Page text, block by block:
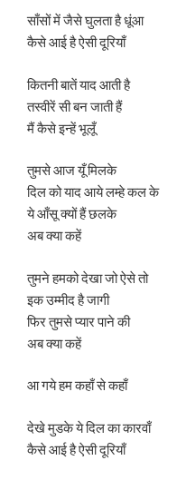
साँसों में जैसे घुलता है धूंआ
कैसे आई है ऐसी दूरियाँ
कितनी बातें याद आती है
तस्वीरें सी बन जाती हैं
मैं कैसे इन्हें भूलूँ
तुमसे आज यूँ मिलके
दिल को याद आये लम्हे कल के
ये आँसू क्यों हैं छलके
अब क्या कहें
तुमने हमको देखा जो ऐसे तो
इक उम्मीद है जागी
फिर तुमसे प्यार पाने की
अब क्या कहें
आ गये हम कहाँ से कहाँ
देखे मुडके ये दिल का कारवाँ
कैसे आई है ऐसी दूरियाँ